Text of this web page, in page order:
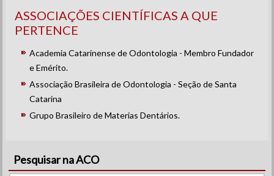
ASSOCIAÇÕES CIENTÍFICAS A QUE
PERTENCE
Academia Catarinense de Odontologia - Membro Fundador
e Emérito.
Associação Brasileira de Odontologia - Seção de Santa
Catarina
Grupo Brasileiro de Materias Dentários.
Pesquisar na ACO